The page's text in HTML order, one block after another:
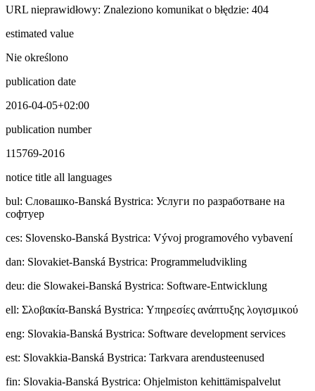
URL nieprawidłowy: Znaleziono komunikat o błędzie: 404
estimated value
Nie określono
publication date
2016-04-05+02:00
publication number
115769-2016
notice title all languages
bul: Cлoвaшкo-Banská Bystrica: Услуги по разработване на
софтуер
ces: Slovensko-Banská Bystrica: Vývoj programového vybavení
dan: Slovakiet-Banská Bystrica: Programmeludvikling
deu: die Slowakei-Banská Bystrica: Software-Entwicklung
ell: Σλοβακία-Banská Bystrica: Υπηρεσίες ανάπτυξης λογισμικού
eng: Slovakia-Banská Bystrica: Software development services
est: Slovakkia-Banská Bystrica: Tarkvara arendusteenused
fin: Slovakia-Banská Bystrica: Ohjelmiston kehittämispalvelut